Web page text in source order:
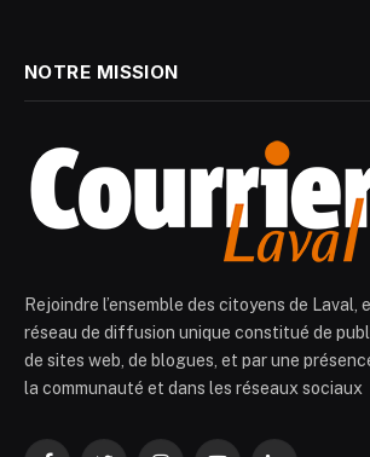
NOTRE MISSION
Rejoindre l’ensemble des citoyens de Laval,
réseau de diffusion unique constitué de
de sites web, de blogues, et par une
la communauté et dans les réseaux sociaux